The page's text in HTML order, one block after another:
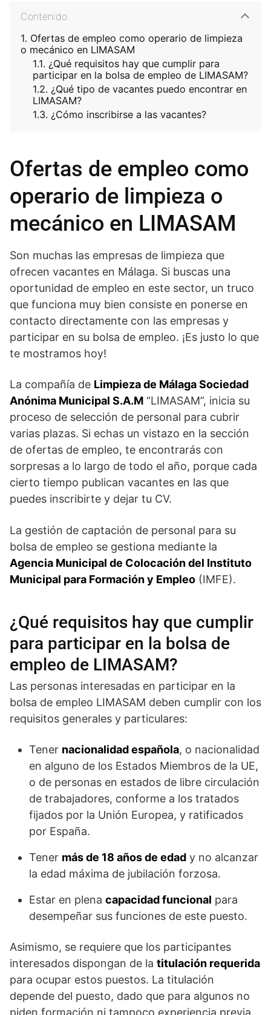
Contenido
Ofertas de empleo como operario de limpieza
o mecánico en LIMASAM
¿Qué requisitos hay que cumplir para
participar en la bolsa de empleo de LIMASAM?
¿Qué tipo de vacantes puedo encontrar en
LIMASAM?
¿Cómo inscribirse a las vacantes?
Ofertas de empleo como
operario de limpieza o
mecánico en LIMASAM
Son muchas las empresas de limpieza que
ofrecen vacantes en Málaga. Si buscas una
oportunidad de empleo en este sector, un truco
que funciona muy bien consiste en ponerse en
contacto directamente con las empresas y
participar en su bolsa de empleo. ¡Es justo lo que
te mostramos hoy!
La compañía de Limpieza de Málaga Sociedad
Anónima Municipal S.A.M “LIMASAM”, inicia su
proceso de selección de personal para cubrir
varias plazas. Si echas un vistazo en la sección
de ofertas de empleo, te encontrarás con
sorpresas a lo largo de todo el año, porque cada
cierto tiempo publican vacantes en las que
puedes inscribirte y dejar tu CV.
La gestión de captación de personal para su
bolsa de empleo se gestiona mediante la
Agencia Municipal de Colocación del Instituto
Municipal para Formación y Empleo (IMFE).
¿Qué requisitos hay que cumplir
para participar en la bolsa de
empleo de LIMASAM?
Las personas interesadas en participar en la
bolsa de empleo LIMASAM deben cumplir con los
requisitos generales y particulares:
Tener nacionalidad española, o nacionalidad
en alguno de los Estados Miembros de la UE,
o de personas en estados de libre circulación
de trabajadores, conforme a los tratados
fijados por la Unión Europea, y ratificados
por España.
Tener más de 18 años de edad y no alcanzar
la edad máxima de jubilación forzosa.
Estar en plena capacidad funcional para
desempeñar sus funciones de este puesto.
Asimismo, se requiere que los participantes
interesados dispongan de la titulación requerida
para ocupar estos puestos. La titulación
depende del puesto, dado que para algunos no
piden formación ni tampoco experiencia previa.